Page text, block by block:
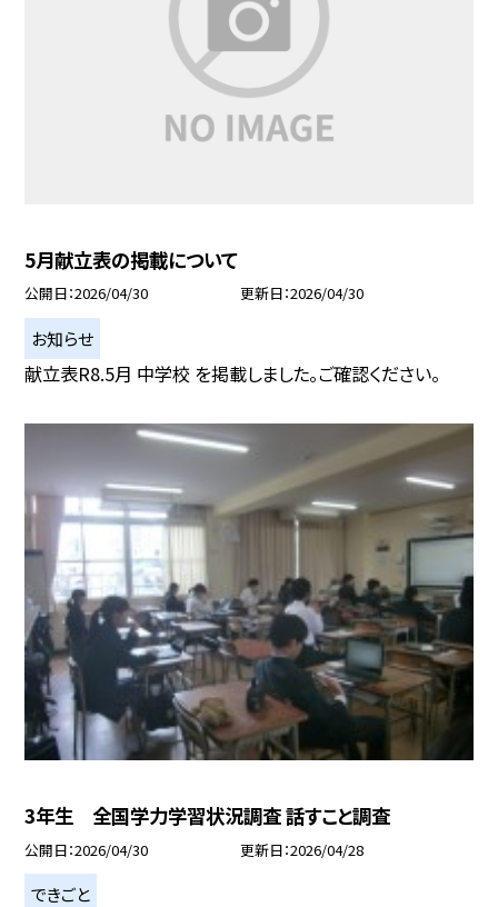
5月献立表の掲載について
公開日 2026/04/30 更新日 2026/04/30
お知らせ
献立表R8.5月 中学校 を掲載しました。ご確認ください。
3年生 全国学力学習状況調査 話すこと調査
公開日 2026/04/30 更新日 2026/04/28
できごと